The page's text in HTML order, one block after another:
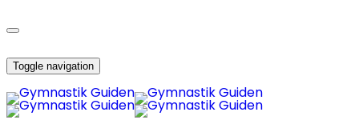
Toggle navigation